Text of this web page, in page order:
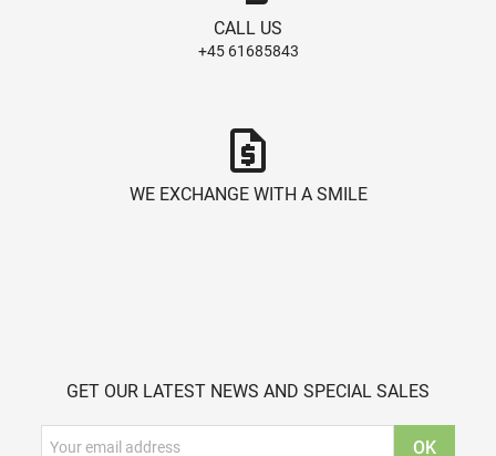
CALL US
+45 61685843
request_quote
WE EXCHANGE WITH A SMILE
GET OUR LATEST NEWS AND SPECIAL SALES